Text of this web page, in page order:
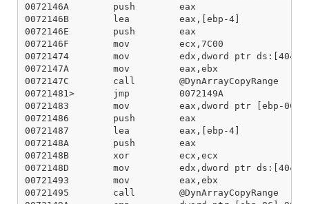
0072146A        push        eax
0072146B        lea         eax,[ebp-4]
0072146E        push        eax
0072146F        mov         ecx,7C00
00721474        mov         edx,dword ptr
0072147A        mov         eax,ebx
0072147C        call        @DynArrayCopyRange
00721481>       jmp         0072149A
00721483        mov         eax,dword ptr [ebp-0C]
00721486        push        eax
00721487        lea         eax,[ebp-4]
0072148A        push        eax
0072148B        xor         ecx,ecx
0072148D        mov         edx,dword ptr
00721493        mov         eax,ebx
00721495        call        @DynArrayCopyRange